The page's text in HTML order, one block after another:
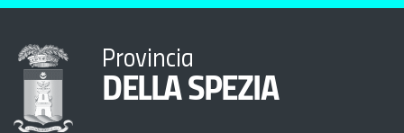
Provincia
DELLA SPEZIA